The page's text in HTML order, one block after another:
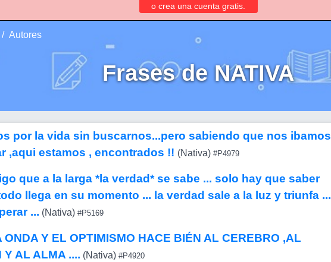
o crea una cuenta gratis.
Autores
Frases de NATIVA
por la vida sin buscarnos...pero sabiendo que nos ibamos
,aqui estamos , encontrados !! (Nativa) #P4979
que a la larga *la verdad* se sabe ... solo hay que saber
llega en su momento ... la verdad sale a la luz y triunfa ...
... (Nativa) #P5169
ONDA Y EL OPTIMISMO HACE BIÉN AL CEREBRO ,AL
Y AL ALMA .... (Nativa) #P4920